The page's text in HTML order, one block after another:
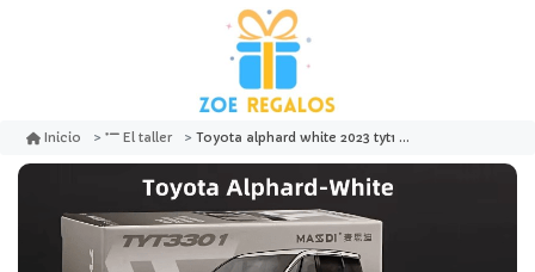
Inicio El taller Toyota alphard white 2023 tyt1 301 - massdi